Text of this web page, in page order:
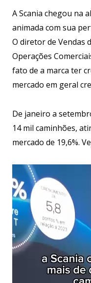
A Scania chegou na
animada com sua
O diretor de Vendas
Operações
fato de a marca ter
mercado em geral
De janeiro a
14 mil caminhões,
mercado de 19,6%.
Tocador
de
vídeo